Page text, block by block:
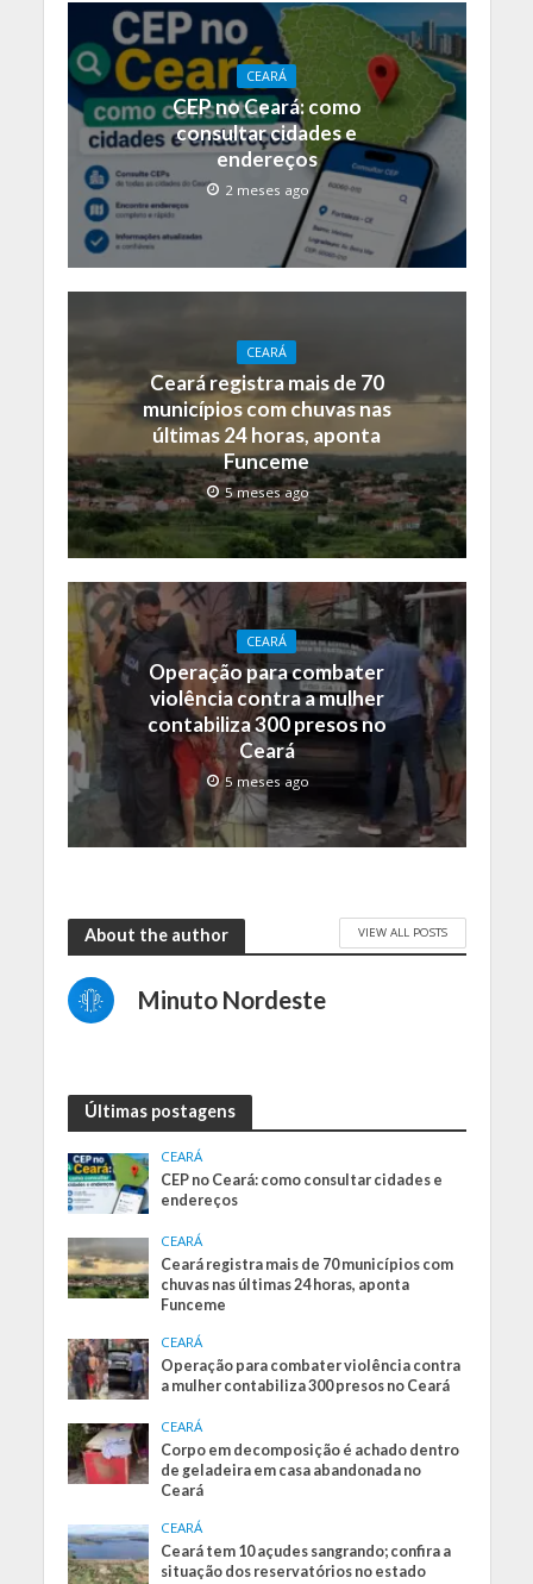
CEARÁ
CEP no Ceará: como
consultar cidades e
endereços
2 meses ago
CEARÁ
Ceará registra mais de 70
municípios com chuvas nas
últimas 24 horas, aponta
Funceme
5 meses ago
CEARÁ
Operação para combater
violência contra a mulher
contabiliza 300 presos no
Ceará
5 meses ago
About the author VIEW ALL POSTS
Minuto Nordeste
Últimas postagens
CEARÁ
CEP no Ceará: como consultar cidades e
endereços
CEARÁ
Ceará registra mais de 70 municípios com
chuvas nas últimas 24 horas, aponta
Funceme
CEARÁ
Operação para combater violência contra
a mulher contabiliza 300 presos no Ceará
CEARÁ
Corpo em decomposição é achado dentro
de geladeira em casa abandonada no
Ceará
CEARÁ
Ceará tem 10 açudes sangrando; confira a
situação dos reservatórios no estado